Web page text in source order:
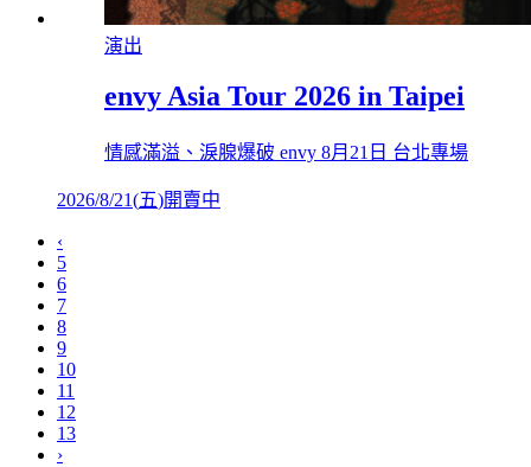
演出
envy Asia Tour 2026 in Taipei
情感滿溢、淚腺爆破 envy 8月21日 台北專場
2026/8/21(五)開賣中
‹
5
6
7
8
9
10
11
12
13
›